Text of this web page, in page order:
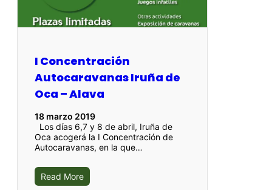
I Concentración
Autocaravanas Iruña de
Oca – Alava
18 marzo 2019
Los días 6,7 y 8 de abril, Iruña de
Oca acogerá la I Concentración de
Autocaravanas, en la que…
Read More